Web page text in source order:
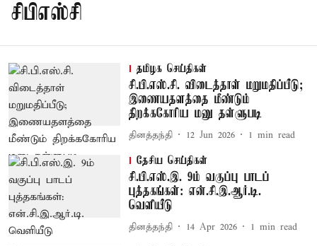
சிபிஎஸ்சி
தமிழக செய்திகள்
சி.பி.எஸ்.சி. விடைத்தாள் மறுமதிப்பீடு;
இணையதளத்தை மீண்டும்
திறக்ககோரிய மனு தள்ளுபடி
தினத்தந்தி 12 Jun 2026 1 min read
தேசிய செய்திகள்
சி.பி.எஸ்.இ. 9ம் வகுப்பு பாடப்
புத்தகங்கள்: என்.சி.இ.ஆர்.டி.
வெளியீடு
தினத்தந்தி 14 Apr 2026 1 min read